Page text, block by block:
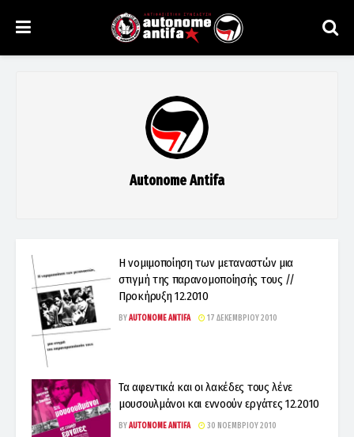
Autonome Antifa
H νομιμοποίηση των μεταναστών μια
στιγμή της παρανομοποίησής τους //
Προκήρυξη 12.2010
BYAUTONOME ANTIFA 17 ΔΕΚΕΜΒΡΊΟΥ 2010
Τα αφεντικά και οι λακέδες τους λένε
μουσουλμάνοι και εννοούν εργάτες 12.2010
BYAUTONOME ANTIFA 30 ΝΟΕΜΒΡΊΟΥ 2010